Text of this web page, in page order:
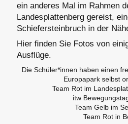
ein anderes Mal im Rahmen
Landesplattenberg gereist,
Schiefersteinbruch in der
Hier finden Sie Fotos von
Ausflüge.
Die Schüler*innen haben einen
Europapark selbst
Team Rot im
itw
Team Gelb im
Team Rot in